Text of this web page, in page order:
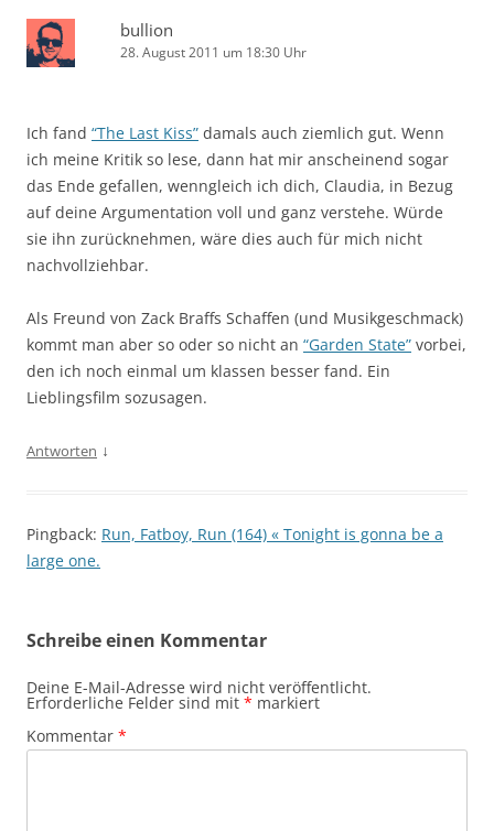
bullion
28. August 2011 um 18:30 Uhr
Ich fand “The Last Kiss” damals auch ziemlich gut. Wenn
ich meine Kritik so lese, dann hat mir anscheinend sogar
das Ende gefallen, wenngleich ich dich, Claudia, in Bezug
auf deine Argumentation voll und ganz verstehe. Würde
sie ihn zurücknehmen, wäre dies auch für mich nicht
nachvollziehbar.
Als Freund von Zack Braffs Schaffen (und Musikgeschmack)
kommt man aber so oder so nicht an “Garden State” vorbei,
den ich noch einmal um klassen besser fand. Ein
Lieblingsfilm sozusagen.
Antworten ↓
Pingback: Run, Fatboy, Run (164) « Tonight is gonna be a
large one.
Schreibe einen Kommentar
Deine E-Mail-Adresse wird nicht veröffentlicht.
Erforderliche Felder sind mit * markiert
Kommentar *